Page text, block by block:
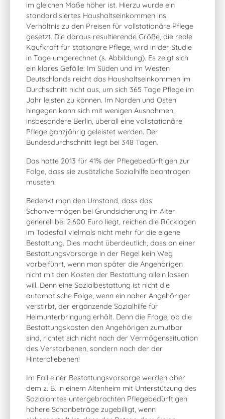
im gleichen Maße höher ist. Hierzu wurde ein
standardisiertes Haushaltseinkommen ins
Verhältnis zu den Preisen für vollstationäre Pflege
gesetzt. Die daraus resultierende Größe, die reale
Kaufkraft für stationäre Pflege, wird in der Studie
in Tage umgerechnet (s. Abbildung). Es zeigt sich
ein klares Gefälle: Im Süden und im Westen
Deutschlands reicht das Haushaltseinkommen im
Durchschnitt nicht aus, um sich 365 Tage Pflege im
Jahr leisten zu können. Im Norden und Osten
hingegen kann sich mit wenigen Ausnahmen,
insbesondere Berlin, überall eine vollstationäre
Pflege ganzjährig geleistet werden. Der
Bundesdurchschnitt liegt bei 348 Tagen.
Das hatte 2013 für 41% der Pflegebedürftigen zur
Folge, dass sie zusätzliche Sozialhilfe beantragen
mussten.
Bedenkt man den Umstand, dass das
Schonvermögen bei Grundsicherung im Alter
generell bei 2.600 Euro liegt, reichen die Rücklagen
im Todesfall vielmals nicht mehr für die eigene
Bestattung. Dies macht überdeutlich, dass an einer
Bestattungsvorsorge in der Regel kein Weg
vorbeiführt, wenn man später die Angehörigen
nicht mit den Kosten der Bestattung allein lassen
will. Denn eine Sozialbestattung ist nicht die
automatische Folge, wenn ein naher Angehöriger
verstirbt, der ergänzende Sozialhilfe für
Heimunterbringung erhält. Denn die Frage, ob die
Bestattungskosten den Angehörigen zumutbar
sind, richtet sich nicht nach der Vermögenssituation
des Verstorbenen, sondern nach der der
Hinterbliebenen!
Im Fall einer Bestattungsvorsorge werden aber
dem z. B. in einem Altenheim mit Unterstützung des
Sozialamtes untergebrachten Pflegebedürftigen
höhere Schonbeträge zugebilligt, wenn